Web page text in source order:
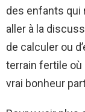
des enfants qui
aller à la
de calculer ou
terrain fertile
vrai bonheur